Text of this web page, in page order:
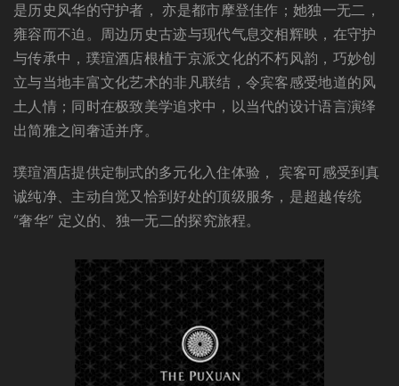
是历史风华的守护者， 亦是都市摩登佳作；她独一无二，
雍容而不迫。周边历史古迹与现代气息交相辉映，在守护
与传承中，璞瑄酒店根植于京派文化的不朽风韵，巧妙创
立与当地丰富文化艺术的非凡联结，令宾客感受地道的风
土人情；同时在极致美学追求中，以当代的设计语言演绎
出简雅之间奢适并序。
璞瑄酒店提供定制式的多元化入住体验， 宾客可感受到真
诚纯净、主动自觉又恰到好处的顶级服务，是超越传统
“奢华” 定义的、独一无二的探究旅程。